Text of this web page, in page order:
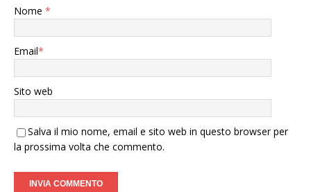
Nome *
Email*
Sito web
Salva il mio nome, email e sito web in questo browser per
la prossima volta che commento.